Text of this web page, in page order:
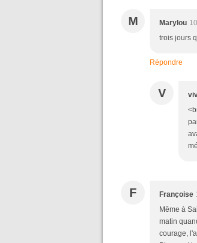
M Marylou
trois jours
Répondre
V
F Françoise
Même à
matin
courage,